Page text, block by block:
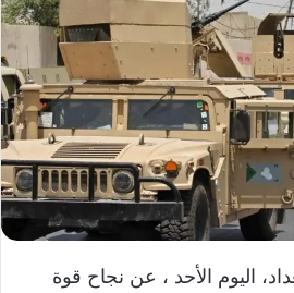
اليوم الأحد ، عن نجاح قوة